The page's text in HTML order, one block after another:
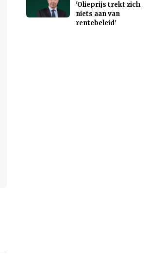
'Olieprijs trekt zich
niets aan van
rentebeleid'